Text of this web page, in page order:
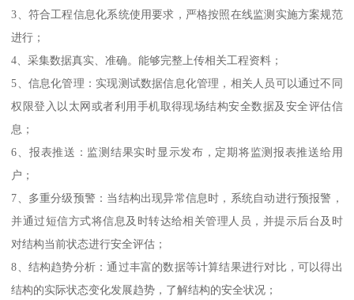
3、符合工程信息化系统使用要求，严格按照在线监测实施方案规范
进行；
4、采集数据真实、准确。能够完整上传相关工程资料；
5、信息化管理：实现测试数据信息化管理，相关人员可以通过不同
权限登入以太网或者利用手机取得现场结构安全数据及安全评估信
息；
6、报表推送：监测结果实时显示发布，定期将监测报表推送给用
户；
7、多重分级预警：当结构出现异常信息时，系统自动进行预报警，
并通过短信方式将信息及时转达给相关管理人员，并提示后台及时
对结构当前状态进行安全评估；
8、结构趋势分析：通过丰富的数据等计算结果进行对比，可以得出
结构的实际状态变化发展趋势，了解结构的安全状况；